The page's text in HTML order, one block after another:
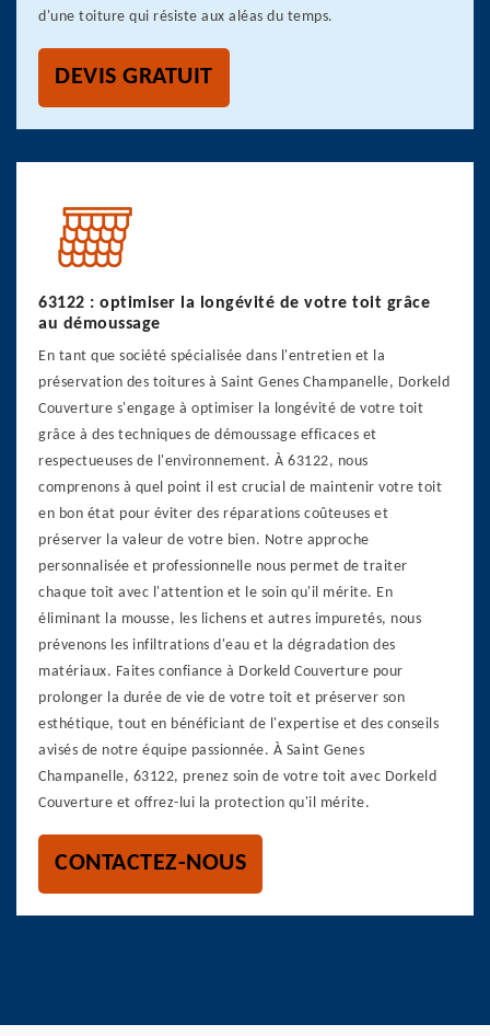
d'une toiture qui résiste aux aléas du temps.
DEVIS GRATUIT
63122 : optimiser la longévité de votre toit grâce
au démoussage
En tant que société spécialisée dans l'entretien et la
préservation des toitures à Saint Genes Champanelle, Dorkeld
Couverture s'engage à optimiser la longévité de votre toit
grâce à des techniques de démoussage efficaces et
respectueuses de l'environnement. À 63122, nous
comprenons à quel point il est crucial de maintenir votre toit
en bon état pour éviter des réparations coûteuses et
préserver la valeur de votre bien. Notre approche
personnalisée et professionnelle nous permet de traiter
chaque toit avec l'attention et le soin qu'il mérite. En
éliminant la mousse, les lichens et autres impuretés, nous
prévenons les infiltrations d'eau et la dégradation des
matériaux. Faites confiance à Dorkeld Couverture pour
prolonger la durée de vie de votre toit et préserver son
esthétique, tout en bénéficiant de l'expertise et des conseils
avisés de notre équipe passionnée. À Saint Genes
Champanelle, 63122, prenez soin de votre toit avec Dorkeld
Couverture et offrez-lui la protection qu'il mérite.
CONTACTEZ-NOUS